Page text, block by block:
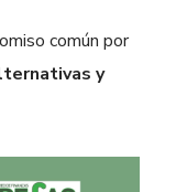
común por
y